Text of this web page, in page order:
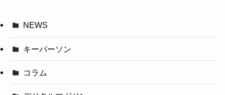
NEWS
キーパーソン
コラム